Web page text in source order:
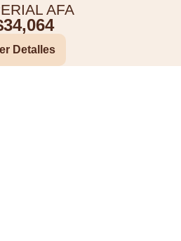
AFA
34,064
Detalles